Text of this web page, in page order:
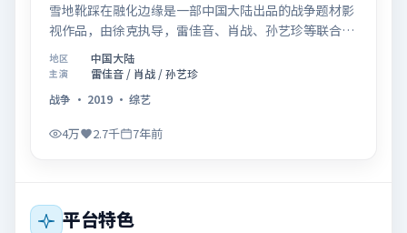
雪地靴踩在融化边缘是一部中国大陆出品的战争题材影
视作品，由徐克执导，雷佳音、肖战、孙艺珍等联合主
演，于2019年07月26日在院线首映。影片围绕「记忆
拼图里的真相碎片」展开叙事，镜头语言克制而富有张
力，节奏起伏得当，人物弧光完整；配乐与场面调度强
化了类型片的观感体验，亦留有可供解读的细节空间，
适合关注现实主义叙事与人物关系的观众观看与收藏。
地区 中国大陆
主演
雷佳音 / 肖战 / 孙艺珍
战争 · 2019 · 综艺
4万 2.7千 7年前
平台特色